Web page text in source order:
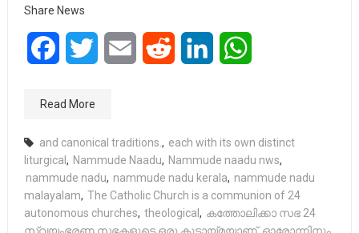
Share News
FacebookTwitter Email Reddit LinkedIn
Read More
and canonical traditions., each with its own distinct
liturgical, Nammude Naadu, Nammude naadu nws,
nammude nadu, nammude nadu kerala, nammude nadu
malayalam, The Catholic Church is a communion of 24
autonomous churches, theological, കത്തോലിക്കാ സഭ 24